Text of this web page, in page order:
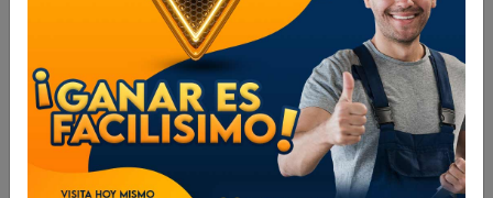
AGUA 1000ML
LAVADO ECOLOGICO SIMONIZ SIN AGUA 1000ML
SKU...72632061
DESCRIPCION...
ESPECIFICACIONES
Es una revolucionaria fórmula que limpia, abrillanta y